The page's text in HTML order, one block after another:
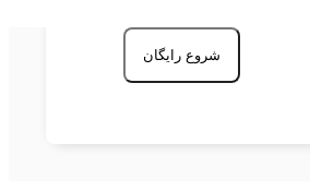
شروع رایگان